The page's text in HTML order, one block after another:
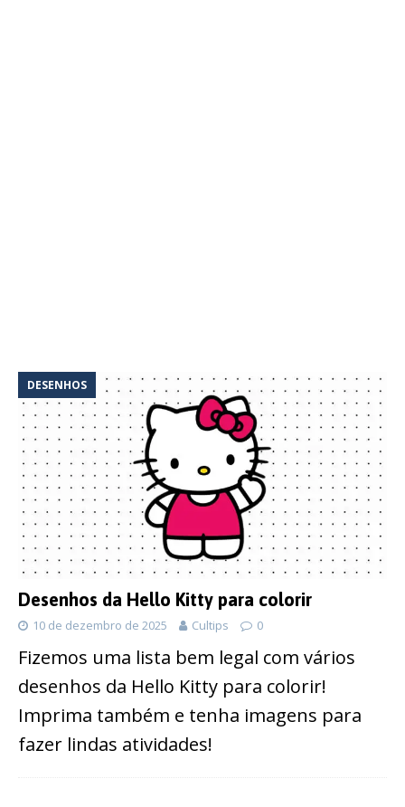
DESENHOS
Desenhos da Hello Kitty para colorir
10 de dezembro de 2025 Cultips 0
Fizemos uma lista bem legal com vários
desenhos da Hello Kitty para colorir!
Imprima também e tenha imagens para
fazer lindas atividades!